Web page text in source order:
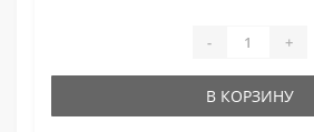
- +
В КОРЗИНУ